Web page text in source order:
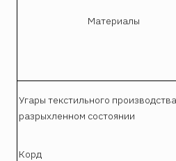
Материалы
Угары текстильного
разрыхленном состоянии
Корд